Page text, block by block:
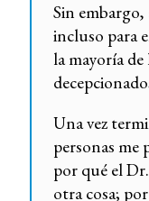
Sin embargo,
incluso para
la mayoría
Una vez
personas
por qué el
otra cosa;